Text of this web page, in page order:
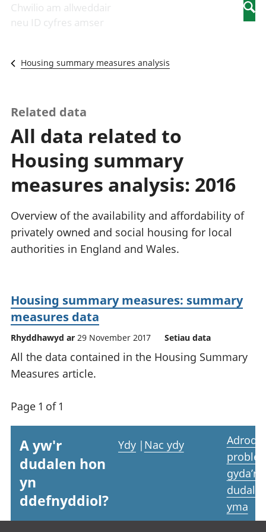
Newidiadau i
fusnesau
Diwydiant
a'r rhyngrwyd
Y diwydiant
gweithgynhyrchu
a chynhyrchu
Y diwydiant
manwethu
Y diwydiant
twristiaeth
sector cyhoeddus
Gwerth
Ychwanegol Gros
Mynegeion
chwyddiant a
phrisiau
Buddsoddiadau,
pensiynau ac
ymddiriedolaethau
Cyfrifon gwladol
Cyfrifon
mewn
gwaith
Chwilio am allweddair
neu ID cyfres amser
Housing summary measures analysis
Related data
All data related to
Housing summary
measures analysis: 2016
Overview of the availability and affordability of
privately owned and social housing for local
authorities in England and Wales.
Housing summary measures: summary
measures data
Rhyddhawyd ar 29 November 2017 Setiau data
All the data contained in the Housing Summary
Measures article.
Page 1 of 1
A yw'r
dudalen hon
yn
ddefnyddiol?
Ydy | Nac ydy
Adrodd
gyda’r
yma